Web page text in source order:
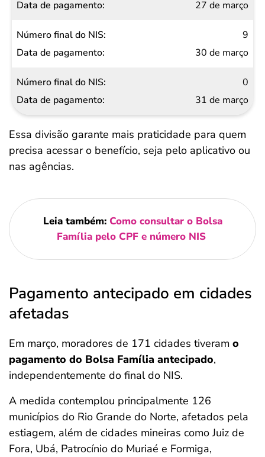
27 de março
9
30 de março
0
31 de março
Essa divisão garante mais praticidade para quem
precisa acessar o benefício, seja pelo aplicativo ou
nas agências.
Leia também: Como consultar o Bolsa
Família pelo CPF e número NIS
Pagamento antecipado em cidades
afetadas
Em março, moradores de 171 cidades tiveram o
pagamento do Bolsa Família antecipado,
independentemente do final do NIS.
A medida contemplou principalmente 126
municípios do Rio Grande do Norte, afetados pela
estiagem, além de cidades mineiras como Juiz de
Fora, Ubá, Patrocínio do Muriaé e Formiga,